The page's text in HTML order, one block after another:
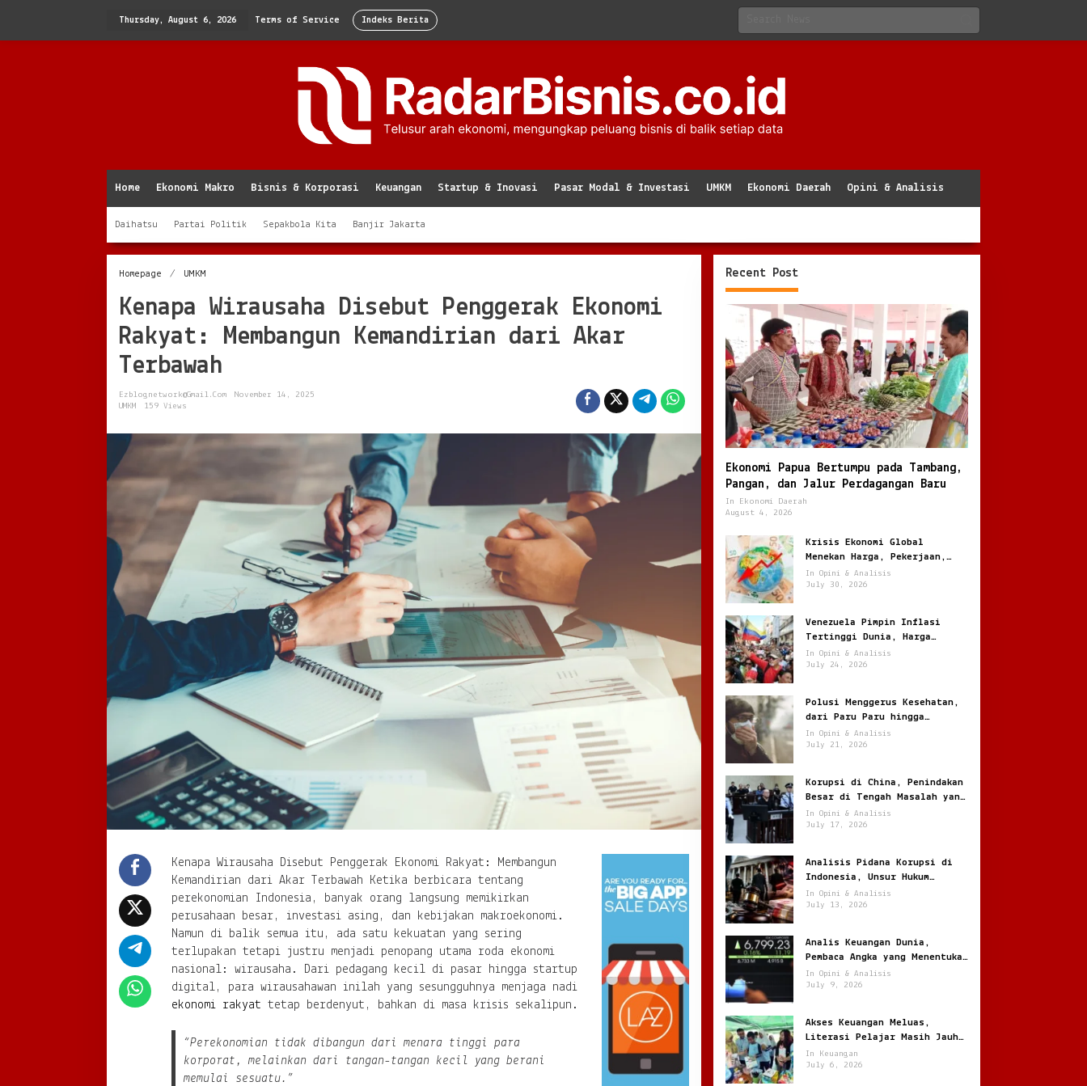
Thursday, August 6, 2026 Terms of Service Indeks Berita
Home Ekonomi Makro Bisnis & Korporasi Keuangan Startup & Inovasi Pasar Modal & Investasi UMKM Ekonomi Daerah Opini & Analisis
Daihatsu Partai Politik Sepakbola Kita Banjir Jakarta
Homepage / UMKM
Disebut
Penggerak
Ekonomi
Rakyat:
Membangun
Kemandirian
dari
Kenapa Wirausaha Disebut Penggerak Ekonomi
Rakyat: Membangun Kemandirian dari Akar
Terbawah
Ezblognetwork@gmail.com
November 14, 2025
UMKM
159 Views
Kenapa Wirausaha Disebut Penggerak Ekonomi Rakyat: Membangun
Kemandirian dari Akar Terbawah Ketika berbicara tentang
perekonomian Indonesia, banyak orang langsung memikirkan
perusahaan besar, investasi asing, dan kebijakan makroekonomi.
Namun di balik semua itu, ada satu kekuatan yang sering
terlupakan tetapi justru menjadi penopang utama roda ekonomi
nasional: wirausaha. Dari pedagang kecil di pasar hingga startup
digital, para wirausahawan inilah yang sesungguhnya menjaga nadi
ekonomi rakyat tetap berdenyut, bahkan di masa krisis sekalipun.
“Perekonomian tidak dibangun dari menara tinggi para
korporat, melainkan dari tangan-tangan kecil yang berani
memulai sesuatu.”
Recent Post
Ekonomi Papua Bertumpu pada Tambang,
Pangan, dan Jalur Perdagangan Baru
In Ekonomi Daerah
August 4, 2026
Krisis Ekonomi Global
Menekan Harga, Pekerjaan,
dan Daya Beli Masyarakat
In Opini & Analisis
July 30, 2026
Venezuela Pimpin Inflasi
Tertinggi Dunia, Harga
Melonjak Ratusan Persen
In Opini & Analisis
July 24, 2026
Polusi Menggerus Kesehatan,
dari Paru Paru hingga
Jantung
In Opini & Analisis
July 21, 2026
Korupsi di China, Penindakan
Besar di Tengah Masalah yang
Terus Berulang
In Opini & Analisis
July 17, 2026
Analisis Pidana Korupsi di
Indonesia, Unsur Hukum
hingga Pemulihan Aset
In Opini & Analisis
July 13, 2026
Analis Keuangan Dunia,
Pembaca Angka yang Menentukan
Arah Pasar Global
In Opini & Analisis
July 9, 2026
Akses Keuangan Meluas,
Literasi Pelajar Masih Jauh
Tertinggal
In Keuangan
July 6, 2026